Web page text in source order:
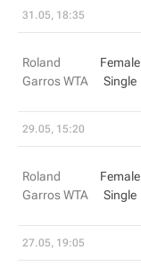
31.05, 18:35
Roland
Garros WTA
Female
Single
29.05, 15:20
Roland
Garros WTA
Female
Single
27.05, 19:05